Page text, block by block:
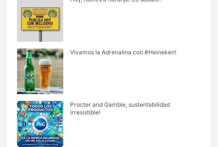
Vivamos la Adrenalina con #Heineken!
Procter and Gamble, sustentabilidad
irresistible!